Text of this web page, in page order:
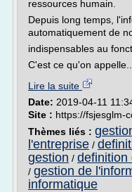
ressources humain.
Depuis long temps,
automatiquement de
indispensables au
C'est ce qu'on appelle...
Lire la suite
Date: 2019-04-11
Site : https://fsjesglm-
Thèmes liés :
l'entreprise /
gestion / definition
/ gestion de
informatique